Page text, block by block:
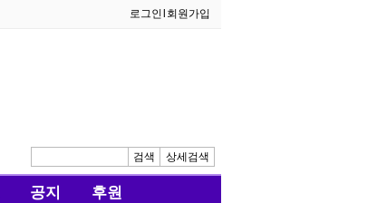
로그인 회원가입
검색 상세검색
공지 후원